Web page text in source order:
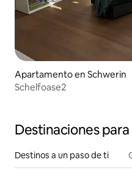
Apartamento en Schwerin
Schelfoase2
Destinaciones
Destinos a un paso de ti